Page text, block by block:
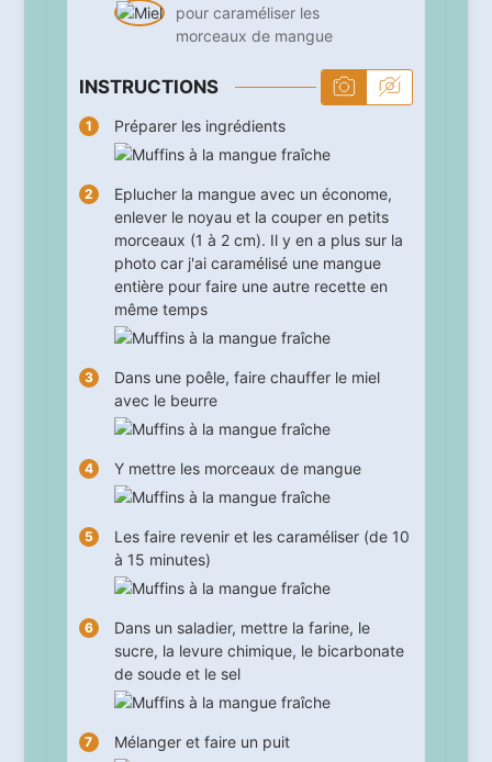
pour caraméliser les
morceaux de mangue
INSTRUCTIONS
Préparer les ingrédients
Eplucher la mangue avec un économe,
enlever le noyau et la couper en petits
morceaux (1 à 2 cm). Il y en a plus sur la
photo car j'ai caramélisé une mangue
entière pour faire une autre recette en
même temps
Dans une poêle, faire chauffer le miel
avec le beurre
Y mettre les morceaux de mangue
Les faire revenir et les caraméliser (de 10
à 15 minutes)
Dans un saladier, mettre la farine, le
sucre, la levure chimique, le bicarbonate
de soude et le sel
Mélanger et faire un puit